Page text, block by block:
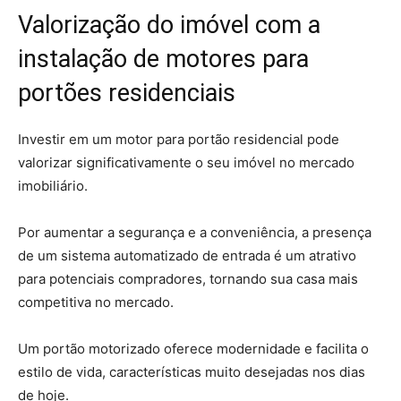
Valorização do imóvel com a
instalação de motores para
portões residenciais
Investir em um motor para portão residencial pode
valorizar significativamente o seu imóvel no mercado
imobiliário.
Por aumentar a segurança e a conveniência, a presença
de um sistema automatizado de entrada é um atrativo
para potenciais compradores, tornando sua casa mais
competitiva no mercado.
Um portão motorizado oferece modernidade e facilita o
estilo de vida, características muito desejadas nos dias
de hoje.